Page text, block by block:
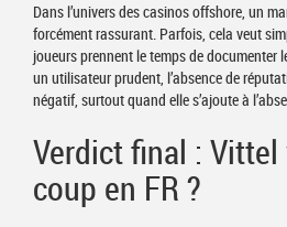
Dans l’univers des casinos offshore, un
forcément rassurant. Parfois, cela veut
joueurs prennent le temps de documenter
un utilisateur prudent, l’absence de
négatif, surtout quand elle s’ajoute à
Verdict final :
coup en FR ?